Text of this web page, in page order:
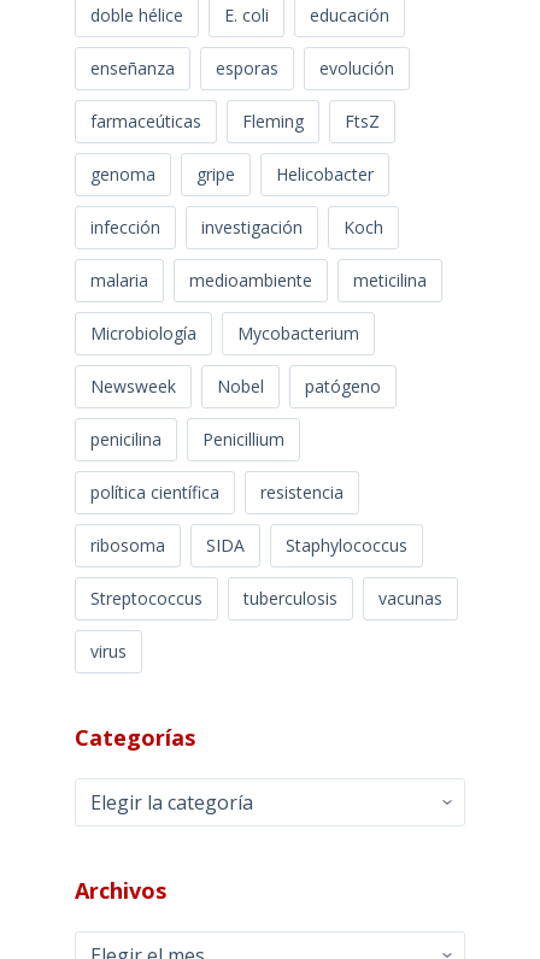
doble hélice E. coli educación
enseñanza esporas evolución
farmaceúticas Fleming FtsZ
genoma gripe Helicobacter
infección investigación Koch
malaria medioambiente meticilina
Microbiología Mycobacterium
Newsweek Nobel patógeno
penicilina Penicillium
política científica resistencia
ribosoma SIDA Staphylococcus
Streptococcus tuberculosis vacunas
virus
Categorías
Categorías
Archivos
Archivos